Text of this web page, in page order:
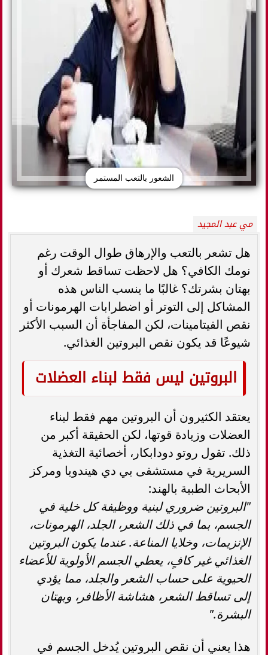
الشعور بالتعب المستمر
مي عبد المجيد
هل تشعر بالتعب والإرهاق طوال الوقت رغم
نومك الكافي؟ هل لاحظت تساقط شعرك أو
بهتان بشرتك؟ غالبًا ما ينسب الناس هذه
المشاكل إلى التوتر أو اضطرابات الهرمونات أو
نقص الفيتامينات، لكن المفاجأة أن السبب الأكثر
شيوعًا قد يكون نقص البروتين الغذائي.
البروتين ليس فقط لبناء العضلات
يعتقد الكثيرون أن البروتين مهم فقط لبناء
العضلات وزيادة قوتها، لكن الحقيقة أكبر من
ذلك. تقول روتو دودابكار، أخصائية التغذية
السريرية في مستشفى بي دي هيندويا ومركز
الأبحاث الطبية بالهند:
"البروتين ضروري لبنية ووظيفة كل خلية في
الجسم، بما في ذلك الشعر، الجلد، الهرمونات،
الإنزيمات، وخلايا المناعة. عندما يكون البروتين
الغذائي غير كافٍ، يعطي الجسم الأولوية للأعضاء
الحيوية على حساب الشعر والجلد، مما يؤدي
إلى تساقط الشعر، هشاشة الأظافر، وبهتان
البشرة."
هذا يعني أن نقص البروتين يُدخل الجسم في